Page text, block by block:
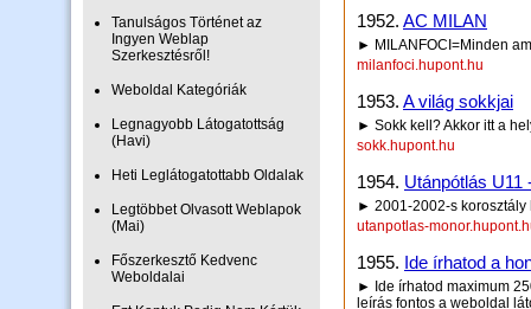
Tanulságos Történet az
Ingyen Weblap
Szerkesztésről!
Weboldal Kategóriák
Legnagyobb Látogatottság
(Havi)
Heti Leglátogatottabb Oldalak
Legtöbbet Olvasott Weblapok
(Mai)
Főszerkesztő Kedvenc
Weboldalai
1952. AC MILAN
► MILANFOCI=Minden
milanfoci.hupont.hu
1953. A világ sokkjai
► Sokk kell? Akkor itt a
sokk.hupont.hu
1954. Utánpótlás U11
► 2001-2002-s korosztály
utanpotlas-
1955. Ide írhatod a
► Ide írhatod maximum
leírás fontos a weboldal